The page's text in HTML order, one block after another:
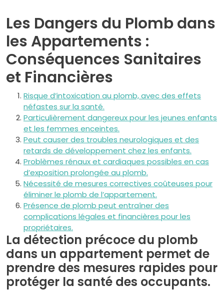
Les Dangers du Plomb dans
les Appartements :
Conséquences Sanitaires
et Financières
Risque d’intoxication au plomb, avec des effets
néfastes sur la santé.
Particulièrement dangereux pour les jeunes enfants
et les femmes enceintes.
Peut causer des troubles neurologiques et des
retards de développement chez les enfants.
Problèmes rénaux et cardiaques possibles en cas
d’exposition prolongée au plomb.
Nécessité de mesures correctives coûteuses pour
éliminer le plomb de l’appartement.
Présence de plomb peut entraîner des
complications légales et financières pour les
propriétaires.
La détection précoce du plomb
dans un appartement permet de
prendre des mesures rapides pour
protéger la santé des occupants.